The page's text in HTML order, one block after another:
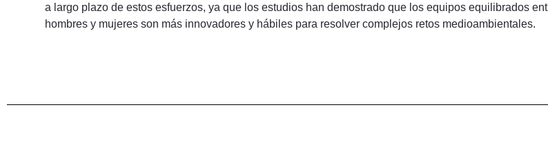
a largo plazo de estos esfuerzos, ya que los estudios han demostrado que los equipos equilibrados
hombres y mujeres son más innovadores y hábiles para resolver complejos retos medioambientales.